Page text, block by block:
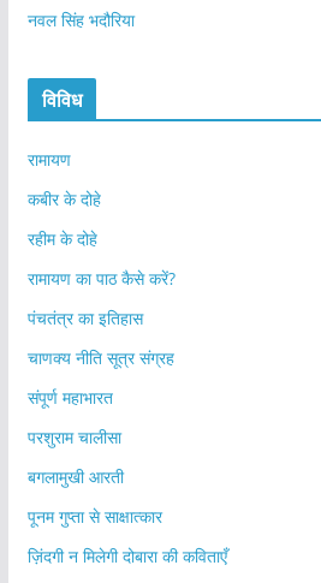
नवल सिंह भदौरिया
विविध
रामायण
कबीर के दोहे
रहीम के दोहे
रामायण का पाठ कैसे करें?
पंचतंत्र का इतिहास
चाणक्य नीति सूत्र संग्रह
संपूर्ण महाभारत
परशुराम चालीसा
बगलामुखी आरती
पूनम गुप्ता से साक्षात्कार
ज़िंदगी न मिलेगी दोबारा की कविताएँ